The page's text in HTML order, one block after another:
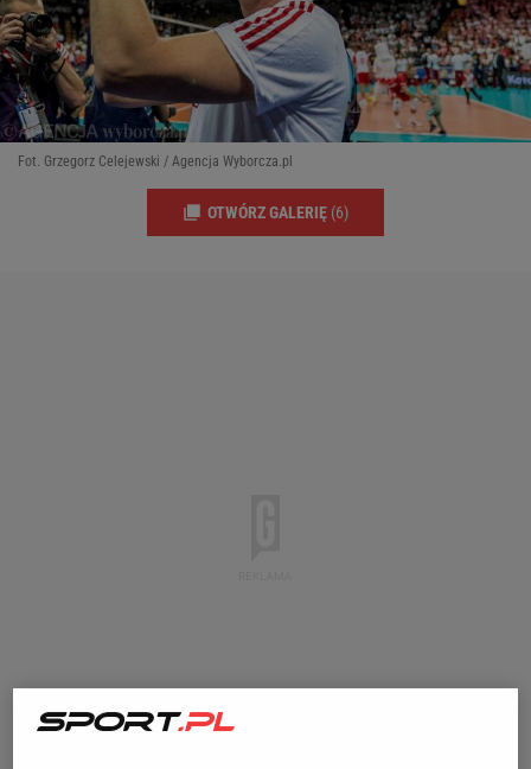
Fot. Grzegorz Celejewski / Agencja Wyborcza.pl
OTWÓRZ GALERIĘ (6)